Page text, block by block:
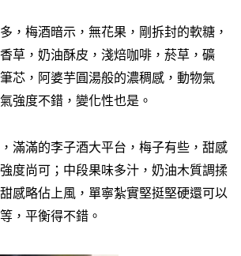
，梅酒暗示，無花果，剛拆封的軟糖，
草，奶油酥皮，淺焙咖啡，菸草，礦
芯，阿婆芋圓湯般的濃稠感，動物氣
強度不錯，變化性也是。
滿滿的李子酒大平台，梅子有些，甜感
度尚可；中段果味多汁，奶油木質調揉
感略佔上風，單寧紮實堅挺堅硬還可以
，平衡得不錯。